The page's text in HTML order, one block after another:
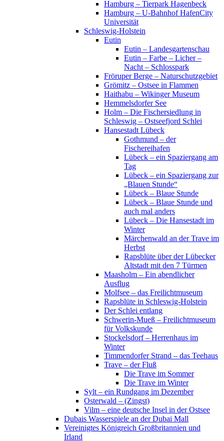
Hamburg – Tierpark Hagenbeck
Hamburg – U-Bahnhof HafenCity
Universität
Schleswig-Holstein
Eutin
Eutin – Landesgartenschau
Eutin – Farbe – Licher –
Nacht – Schlosspark
Fröruper Berge – Naturschutzgebiet
Grömitz – Ostsee in Flammen
Haithabu – Wikinger Museum
Hemmelsdorfer See
Holm – Die Fischersiedlung in
Schleswig – Ostseefjord Schlei
Hansestadt Lübeck
Gothmund – der
Fischereihafen
Lübeck – ein Spaziergang am
Tag
Lübeck – ein Spaziergang zur
„Blauen Stunde“
Lübeck – Blaue Stunde
Lübeck – Blaue Stunde und
auch mal anders
Lübeck – Die Hansestadt im
Winter
Märchenwald an der Trave im
Herbst
Rapsblüte über der Lübecker
Altstadt mit den 7 Türmen
Maasholm – Ein abendlicher
Ausflug
Molfsee – das Freilichtmuseum
Rapsblüte in Schleswig-Holstein
Der Schlei entlang
Schwerin-Mueß – Freilichtmuseum
für Volkskunde
Stockelsdorf – Herrenhaus im
Winter
Timmendorfer Strand – das Teehaus
Trave – der Fluß
Die Trave im Sommer
Die Trave im Winter
Sylt – ein Rundgang im Dezember
Osterwald – (Zingst)
Vilm – eine deutsche Insel in der Ostsee
Dubais Wasserspiele an der Dubai Mall
Vereinigtes Königreich Großbritannien und
Irland